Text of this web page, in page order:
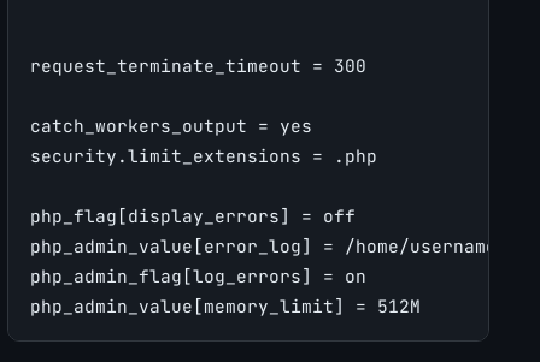
request_terminate_timeout = 300
catch_workers_output = yes
security.limit_extensions = .php
php_flag[display_errors] = off
php_admin_value[error_log] = /home/username/
php_admin_flag[log_errors] = on
php_admin_value[memory_limit] = 512M